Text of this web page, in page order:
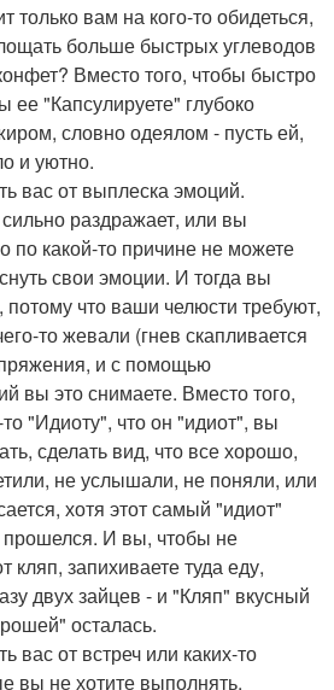
только вам на кого-то обидеться,
больше быстрых углеводов
Вместо того, чтобы быстро
ее "Капсулируете" глубоко
словно одеялом - пусть ей,
и уютно.
вас от выплеска эмоций.
раздражает, или вы
по какой-то причине не можете
свои эмоции. И тогда вы
потому что ваши челюсти требуют,
то жевали (гнев скапливается
и с помощью
вы это снимаете. Вместо того,
"Идиоту", что он "идиот", вы
сделать вид, что все хорошо,
не услышали, не поняли, или
хотя этот самый "идиот"
прошелся. И вы, чтобы не
кляп, запихиваете туда еду,
двух зайцев - и "Кляп" вкусный
осталась.
вас от встреч или каких-то
вы не хотите выполнять.